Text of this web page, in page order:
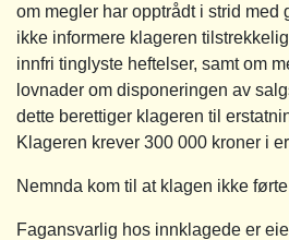
om megler har opptrådt i strid med
ikke informere klageren
innfri tinglyste heftelser, samt om
lovnader om disponeringen av
dette berettiger klageren til
Klageren krever 300 000 kroner i
Nemnda kom til at klagen ikke
Fagansvarlig hos innklagede er